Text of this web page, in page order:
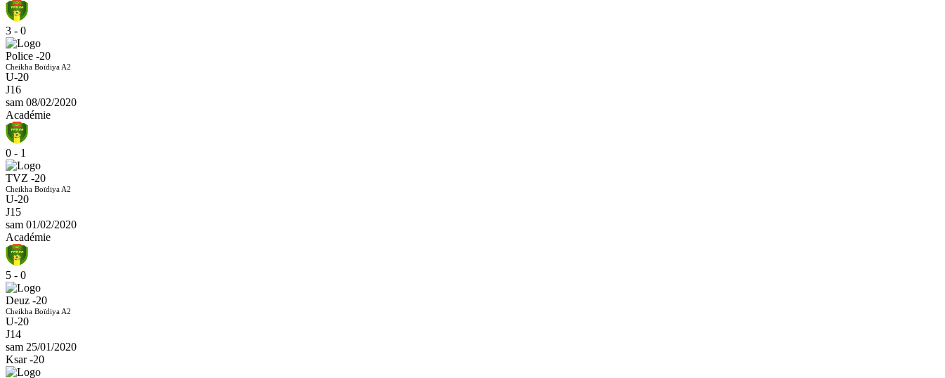
3 - 0
Police -20
Cheikha Boïdiya A2
U-20
J16
sam 08/02/2020
Académie
0 - 1
TVZ -20
Cheikha Boïdiya A2
U-20
J15
sam 01/02/2020
Académie
5 - 0
Deuz -20
Cheikha Boïdiya A2
U-20
J14
sam 25/01/2020
Ksar -20